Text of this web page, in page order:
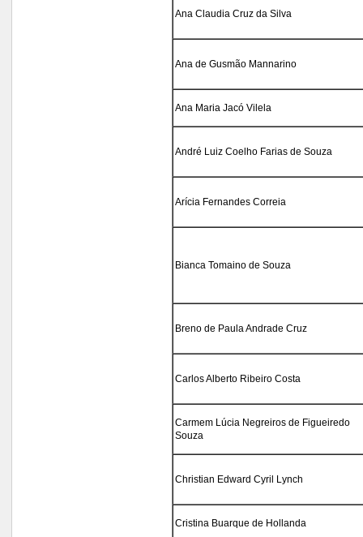
Ana Claudia Cruz da Silva
Ana de Gusmão Mannarino
Ana Maria Jacó Vilela
André Luiz Coelho Farias de Souza
Arícia Fernandes Correia
Bianca Tomaino de Souza
Breno de Paula Andrade Cruz
Carlos Alberto Ribeiro Costa
Carmem Lúcia Negreiros de Figueiredo
Souza
Christian Edward Cyril Lynch
Cristina Buarque de Hollanda